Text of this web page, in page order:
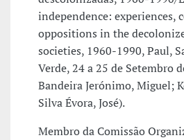
independence: experiences,
oppositions in the
societies, 1960-1990, Paul,
Verde, 24 a 25 de Setembro
Bandeira Jerónimo, Miguel;
Silva Évora, José).
Membro da Comissão